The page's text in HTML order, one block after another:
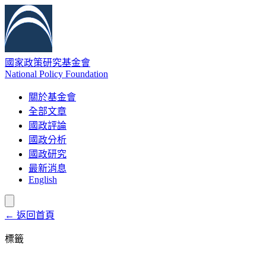
國家政策研究基金會
National Policy Foundation
關於基金會
全部文章
國政評論
國政分析
國政研究
最新消息
English
← 返回首頁
標籤